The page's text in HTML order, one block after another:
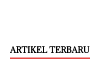
ARTIKEL TERBARU